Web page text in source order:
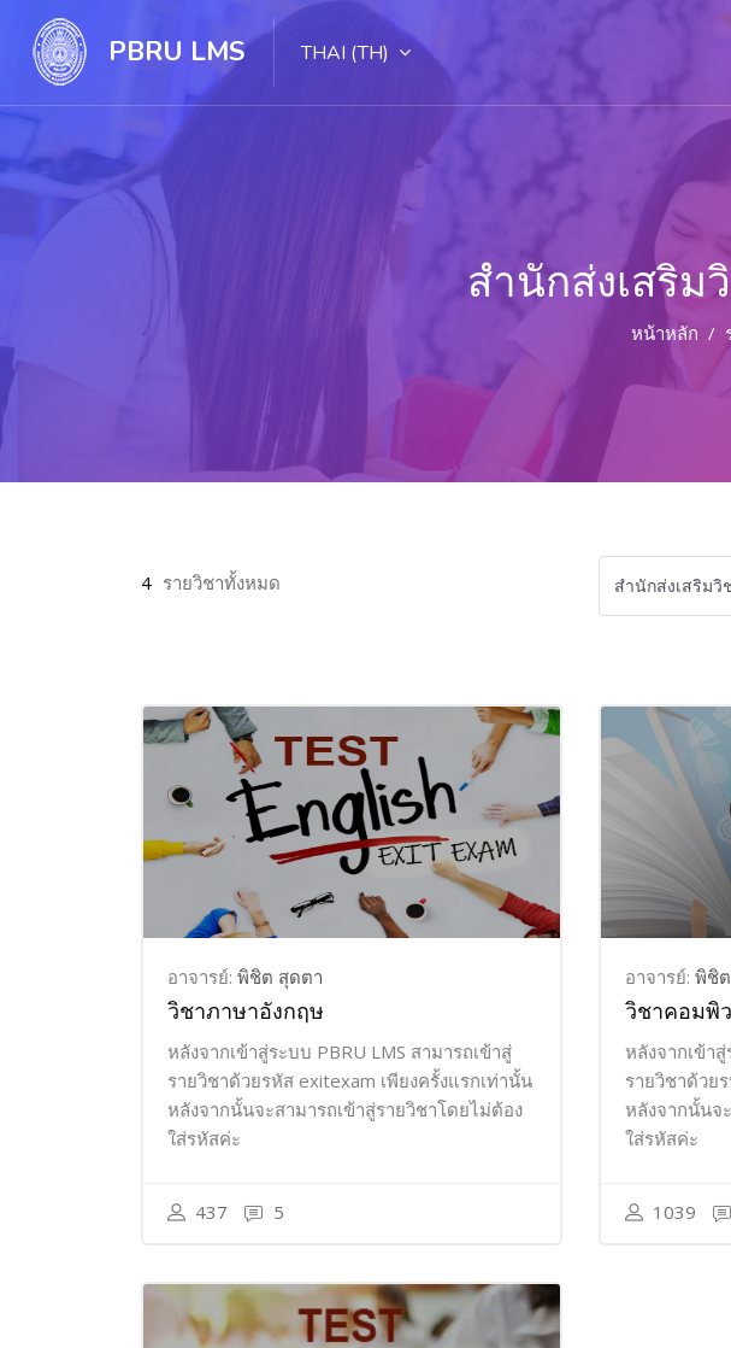
PBRU LMS THAI ‎(TH)‎
สำนักส่งเสริม
หน้าหลัก
4 รายวิชาทั้งหมด
อาจารย์: พิชิต สุดตา
วิชาภาษาอังกฤษ
หลังจากเข้าสู่ระบบ PBRU LMS สามารถเข้าสู่
รายวิชาด้วยรหัส exitexam เพียงครั้งแรกเท่านั้น
หลังจากนั้นจะสามารถเข้าสู่รายวิชาโดยไม่ต้อง
ใส่รหัสค่ะ
437 5
อาจารย์: พิชิ
วิชาคอมพิ
หลังจากเข้า
รายวิชาด้วย
หลังจากนั้นจ
ใส่รหัสค่ะ
1039